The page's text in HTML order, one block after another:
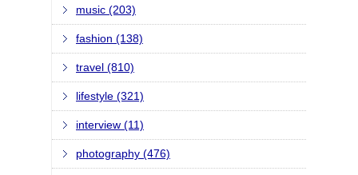
music (203)
fashion (138)
travel (810)
lifestyle (321)
interview (11)
photography (476)